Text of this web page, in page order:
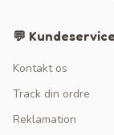
💬 Kundeservice
Kontakt os
Track din ordre
Reklamation